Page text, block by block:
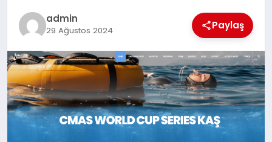
YAŞAM admin
29 Ağustos 2024 Paylaş